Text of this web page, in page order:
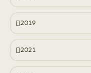
2019
2021